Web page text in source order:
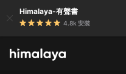
Himalaya-有聲書
4.8k 安裝